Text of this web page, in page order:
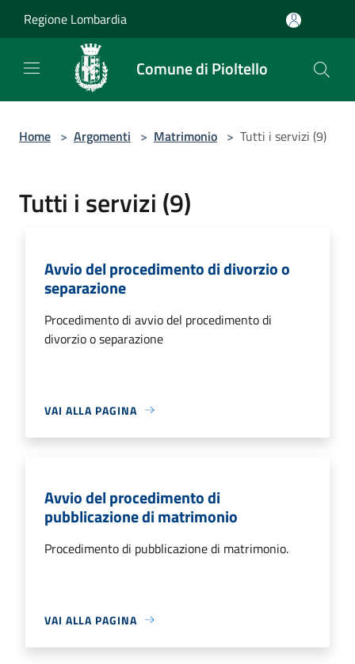
Regione Lombardia
Comune di Pioltello
Home > Argomenti > Matrimonio > Tutti i servizi (9)
Tutti i servizi (9)
Avvio del procedimento di divorzio o
separazione
Procedimento di avvio del procedimento di
divorzio o separazione
VAI ALLA PAGINA
Avvio del procedimento di
pubblicazione di matrimonio
Procedimento di pubblicazione di matrimonio.
VAI ALLA PAGINA